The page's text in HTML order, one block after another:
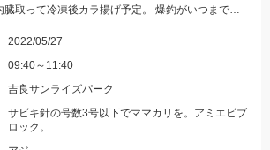
海の恵みに感謝。頭、内臓取って冷凍後カラ揚げ予定。 爆釣がいつまで続くか見守りたい。
2022/05/27
09:40～11:40
吉良サンライズパーク
サビキ針の号数3号以下でママカリを。アミエビブ
ロック。